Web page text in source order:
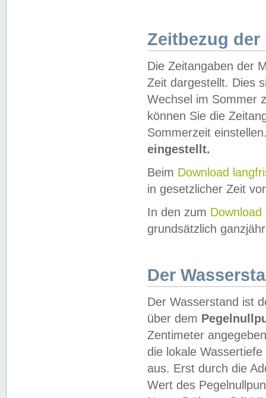
Zeitbezug der
Die Zeitangaben der
Zeit dargestellt. Dies
Wechsel im Sommer
können Sie die
Sommerzeit
eingestellt.
Beim Download
in gesetzlicher Zeit
In den zum Download
grundsätzlich
Der
Der Wasserstand ist
über dem
Zentimeter
die lokale
aus. Erst durch die
Wert des